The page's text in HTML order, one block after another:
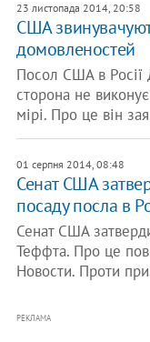
23 листопада 2014, 20:58
США
домовленостей
Посол США в Росії
сторона не
мірі. Про це він
01 серпня 2014, 08:48
Сенат США
посаду посла в
Сенат США
Теффта. Про це
Новости. Проти
РЕКЛАМА